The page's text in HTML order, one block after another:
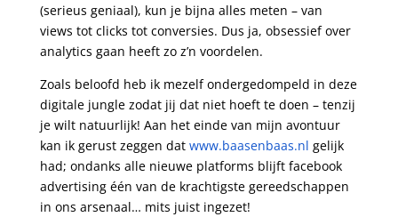
(serieus geniaal), kun je bijna alles meten – van
views tot clicks tot conversies. Dus ja, obsessief over
analytics gaan heeft zo z’n voordelen.
Zoals beloofd heb ik mezelf ondergedompeld in deze
digitale jungle zodat jij dat niet hoeft te doen – tenzij
je wilt natuurlijk! Aan het einde van mijn avontuur
kan ik gerust zeggen dat www.baasenbaas.nl gelijk
had; ondanks alle nieuwe platforms blijft facebook
advertising één van de krachtigste gereedschappen
in ons arsenaal… mits juist ingezet!